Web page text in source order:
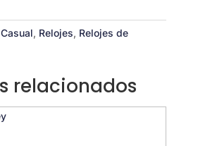
, Relojes, Relojes de
relacionados